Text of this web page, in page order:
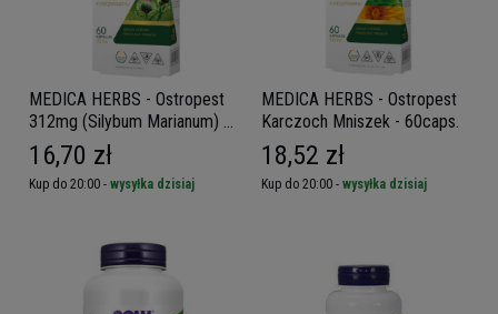
MEDICA HERBS - Ostropest
312mg (Silybum Marianum) -
60caps.
16,70 zł
Kup do 20:00 - wysyłka dzisiaj
MEDICA HERBS - Ostropest
Karczoch Mniszek - 60caps.
18,52 zł
Kup do 20:00 - wysyłka dzisiaj